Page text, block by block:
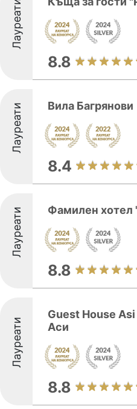
Лауреати
8.8
Лауреати Вила Багрянови
8.4
Лауреати Фамилен хотел
8.8
Лауреати
Guest House
Аси
8.8